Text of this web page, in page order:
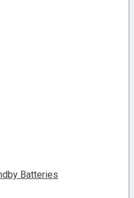
Batteries